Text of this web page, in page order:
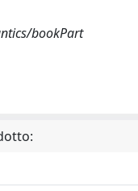
bookPart